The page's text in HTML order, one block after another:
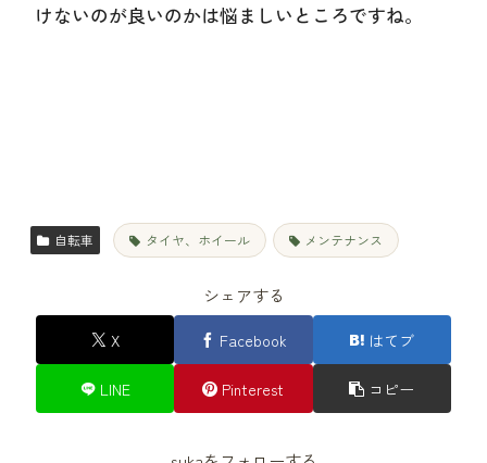
けないのが良いのかは悩ましいところですね。
自転車 タイヤ、ホイール メンテナンス
シェアする
X Facebook はてブ
LINE Pinterest コピー